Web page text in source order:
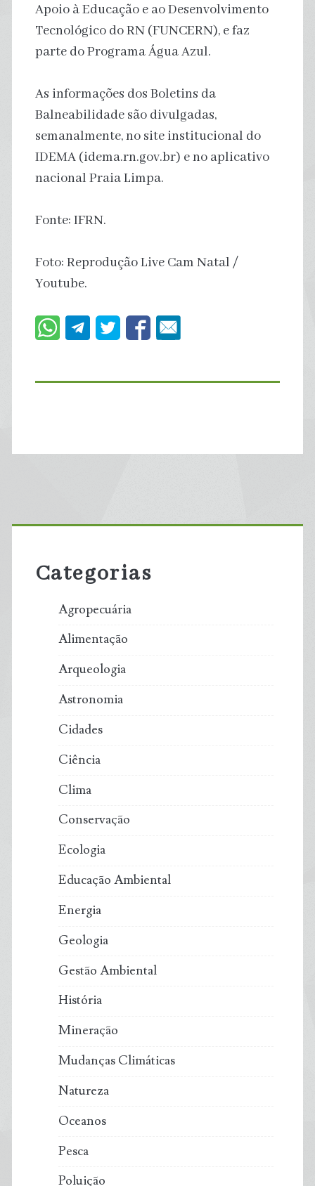
Apoio à Educação e ao Desenvolvimento
Tecnológico do RN (FUNCERN), e faz
parte do Programa Água Azul.
As informações dos Boletins da
Balneabilidade são divulgadas,
semanalmente, no site institucional do
IDEMA (idema.rn.gov.br) e no aplicativo
nacional Praia Limpa.
Fonte: IFRN.
Foto: Reprodução Live Cam Natal /
Youtube.
Primary
Sidebar
Categorias
Agropecuária
Alimentação
Arqueologia
Astronomia
Cidades
Ciência
Clima
Conservação
Ecologia
Educação Ambiental
Energia
Geologia
Gestão Ambiental
História
Mineração
Mudanças Climáticas
Natureza
Oceanos
Pesca
Poluição